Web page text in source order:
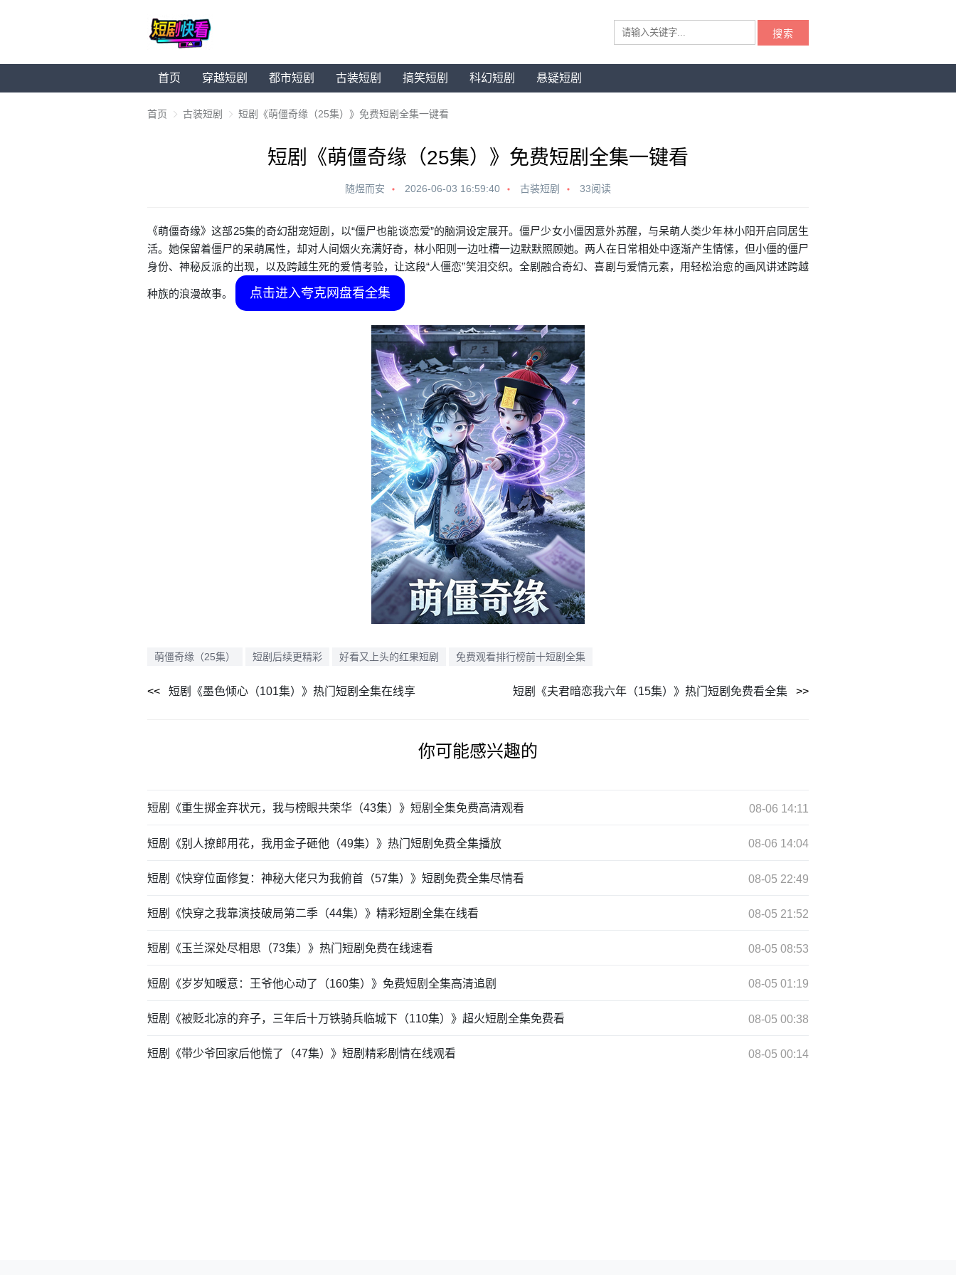
搜索
首页 穿越短剧 都市短剧 古装短剧 搞笑短剧 科幻短剧 悬疑短剧
首页 古装短剧 短剧《萌僵奇缘（25集）》免费短剧全集一键看
短剧《萌僵奇缘（25集）》免费短剧全集一键看
随煜而安 2026-06-03 16:59:40 古装短剧 33阅读
《萌僵奇缘》这部25集的奇幻甜宠短剧，以“僵尸也能谈恋爱”的脑洞设定展开。僵尸少女小僵因意外苏醒，与呆萌人类少年林小阳开启同居生
活。她保留着僵尸的呆萌属性，却对人间烟火充满好奇，林小阳则一边吐槽一边默默照顾她。两人在日常相处中逐渐产生情愫，但小僵的僵尸
身份、神秘反派的出现，以及跨越生死的爱情考验，让这段“人僵恋”笑泪交织。全剧融合奇幻、喜剧与爱情元素，用轻松治愈的画风讲述跨越
种族的浪漫故事。 点击进入夸克网盘看全集
萌僵奇缘（25集） 短剧后续更精彩 好看又上头的红果短剧 免费观看排行榜前十短剧全集
短剧《墨色倾心（101集）》热门短剧全集在线享 短剧《夫君暗恋我六年（15集）》热门短剧免费看全集
你可能感兴趣的
短剧《重生掷金弃状元，我与榜眼共荣华（43集）》短剧全集免费高清观看 08-06 14:11
短剧《别人撩郎用花，我用金子砸他（49集）》热门短剧免费全集播放 08-06 14:04
短剧《快穿位面修复：神秘大佬只为我俯首（57集）》短剧免费全集尽情看 08-05 22:49
短剧《快穿之我靠演技破局第二季（44集）》精彩短剧全集在线看 08-05 21:52
短剧《玉兰深处尽相思（73集）》热门短剧免费在线速看 08-05 08:53
短剧《岁岁知暖意：王爷他心动了（160集）》免费短剧全集高清追剧 08-05 01:19
短剧《被贬北凉的弃子，三年后十万铁骑兵临城下（110集）》超火短剧全集免费看 08-05 00:38
短剧《带少爷回家后他慌了（47集）》短剧精彩剧情在线观看 08-05 00:14